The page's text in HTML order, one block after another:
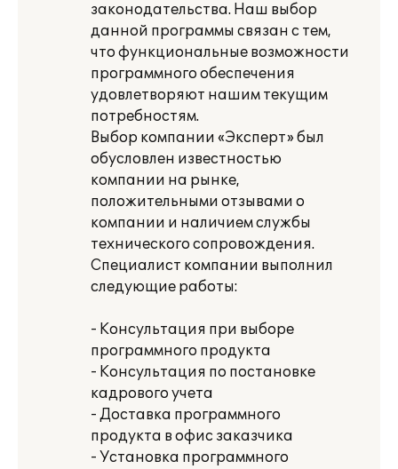
законодательства. Наш выбор
данной программы связан с тем,
что функциональные возможности
программного обеспечения
удовлетворяют нашим текущим
потребностям.
Выбор компании «Эксперт» был
обусловлен известностью
компании на рынке,
положительными отзывами о
компании и наличием службы
технического сопровождения.
Специалист компании выполнил
следующие работы:
- Консультация при выборе
программного продукта
- Консультация по постановке
кадрового учета
- Доставка программного
продукта в офис заказчика
- Установка программного